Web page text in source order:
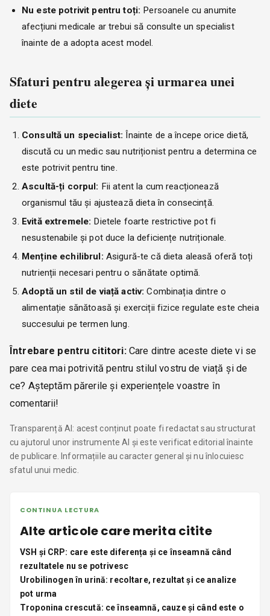
Nu este potrivit pentru toți: Persoanele cu anumite
afecțiuni medicale ar trebui să consulte un specialist
înainte de a adopta acest model.
Sfaturi pentru alegerea și urmarea unei
diete
Consultă un specialist: Înainte de a începe orice dietă,
discută cu un medic sau nutriționist pentru a determina ce
este potrivit pentru tine.
Ascultă-ți corpul: Fii atent la cum reacționează
organismul tău și ajustează dieta în consecință.
Evită extremele: Dietele foarte restrictive pot fi
nesustenabile și pot duce la deficiențe nutriționale.
Menține echilibrul: Asigură-te că dieta aleasă oferă toți
nutrienții necesari pentru o sănătate optimă.
Adoptă un stil de viață activ: Combinația dintre o
alimentație sănătoasă și exerciții fizice regulate este cheia
succesului pe termen lung.
Întrebare pentru cititori:Care dintre aceste diete vi se
pare cea mai potrivită pentru stilul vostru de viață și de
ce? Așteptăm părerile și experiențele voastre în
comentarii!
Transparență AI: acest conținut poate fi redactat sau structurat
cu ajutorul unor instrumente AI și este verificat editorial înainte
de publicare. Informațiile au caracter general și nu înlocuiesc
sfatul unui medic.
CONTINUA LECTURA
Alte articole care merita citite
VSH și CRP: care este diferența și ce înseamnă când
rezultatele nu se potrivesc
Urobilinogen în urină: recoltare, rezultat și ce analize
pot urma
Troponina crescută: ce înseamnă, cauze și când este o